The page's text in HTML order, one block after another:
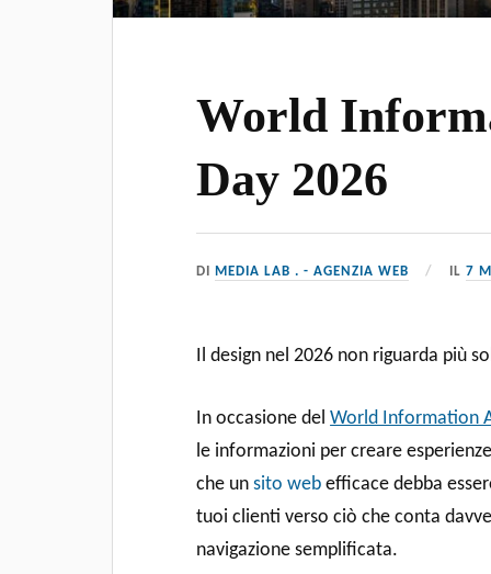
World
Day 2026
DI MEDIA LAB . - AGENZIA WEB IL7
Il design nel 2026 non riguarda più
In occasione delWorld Information
le informazioni per creare
che unsito web efficace debba
tuoi clienti verso ciò che conta
navigazione semplificata.